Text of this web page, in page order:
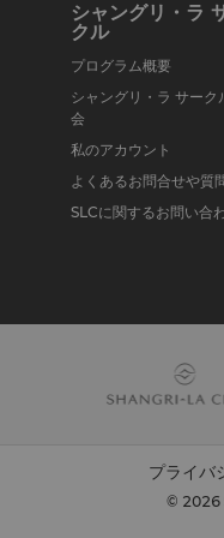
シャングリ・ラ
クル
プログラム概要
シャングリ・ラ サーク
会
私のアカウント
よくあるお問合せや質
SLCに関するお問い合
プライバ
© 2026